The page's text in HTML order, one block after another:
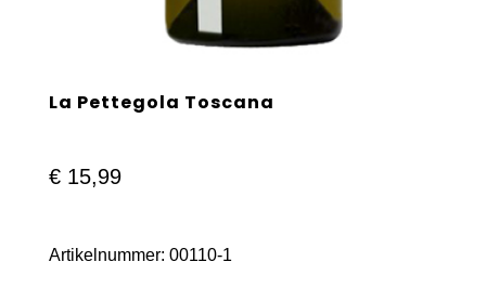
La Pettegola Toscana
€15,99
Artikelnummer: 00110-1